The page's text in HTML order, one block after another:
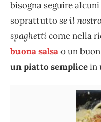
bisogna seguire
soprattuttose il
spaghetti come nella
buona salsao un
un piatto semplicein